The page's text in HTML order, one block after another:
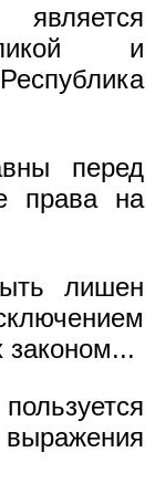
и
перед
права на
лишен
законом...